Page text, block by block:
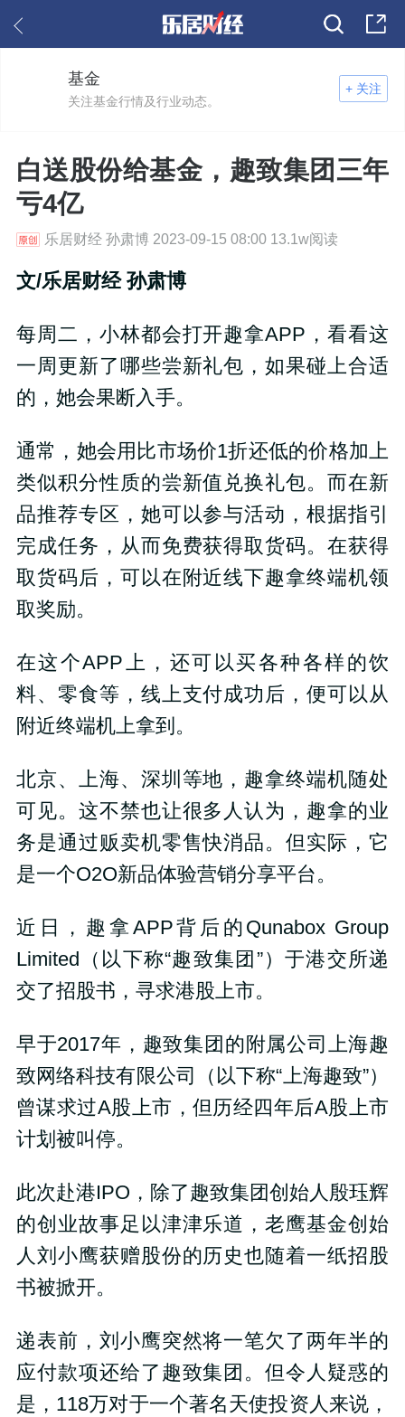
+ 关注
基金
关注基金行情及行业动态。
白送股份给基金，趣致集团三年
亏4亿
乐居财经 孙肃博 2023-09-15 08:00 13.1w阅读
文/乐居财经 孙肃博
每周二，小林都会打开趣拿APP，看看这
一周更新了哪些尝新礼包，如果碰上合适
的，她会果断入手。
通常，她会用比市场价1折还低的价格加上
类似积分性质的尝新值兑换礼包。而在新
品推荐专区，她可以参与活动，根据指引
完成任务，从而免费获得取货码。在获得
取货码后，可以在附近线下趣拿终端机领
取奖励。
在这个APP上，还可以买各种各样的饮
料、零食等，线上支付成功后，便可以从
附近终端机上拿到。
北京、上海、深圳等地，趣拿终端机随处
可见。这不禁也让很多人认为，趣拿的业
务是通过贩卖机零售快消品。但实际，它
是一个O2O新品体验营销分享平台。
近日，趣拿APP背后的Qunabox Group
Limited（以下称“趣致集团”）于港交所递
交了招股书，寻求港股上市。
早于2017年，趣致集团的附属公司上海趣
致网络科技有限公司（以下称“上海趣致”）
曾谋求过A股上市，但历经四年后A股上市
计划被叫停。
此次赴港IPO，除了趣致集团创始人殷珏辉
的创业故事足以津津乐道，老鹰基金创始
人刘小鹰获赠股份的历史也随着一纸招股
书被掀开。
递表前，刘小鹰突然将一笔欠了两年半的
应付款项还给了趣致集团。但令人疑惑的
是，118万对于一个著名天使投资人来说，